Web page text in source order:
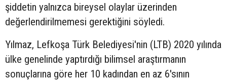
şiddetin yalnızca bireysel olaylar üzerinden
değerlendirilmemesi gerektiğini söyledi.
Yılmaz, Lefkoşa Türk Belediyesi'nin (LTB) 2020 yılında
ülke genelinde yaptırdığı bilimsel araştırmanın
sonuçlarına göre her 10 kadından en az 6'sının